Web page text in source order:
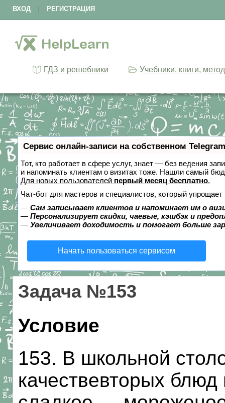
ВХОД РЕГИСТРАЦИЯ
ГДЗ и решебники Учебники, книги,
Сервис онлайн-записи на собственном
Тот, кто работает в сфере услуг, знает — без ведения
и напоминать клиентам о визитах тоже. Нашли самый
Для новых пользователей первый месяц бесплатно.
Чат-бот для мастеров и специалистов, который упрощает
— Сам записывает клиентов и напоминает им о
— Персонализирует скидки, чаевые, кэшбэк и
— Увеличивает доходимость и помогает больше
Начать пользоваться сервисом
Задача №153
Условие
153. В школьной
качествевторых